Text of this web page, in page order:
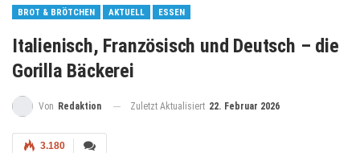
BROT & BRÖTCHEN AKTUELL ESSEN
Italienisch, Französisch und Deutsch – die
Gorilla Bäckerei
Von Redaktion Zuletzt Aktualisiert 22. Februar 2026
3.180